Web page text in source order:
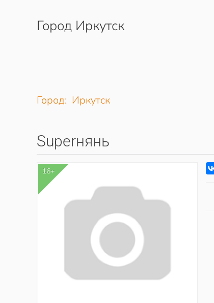
Перейти к содержимому
Город Иркутск
Город: Иркутск
Superнянь
16+